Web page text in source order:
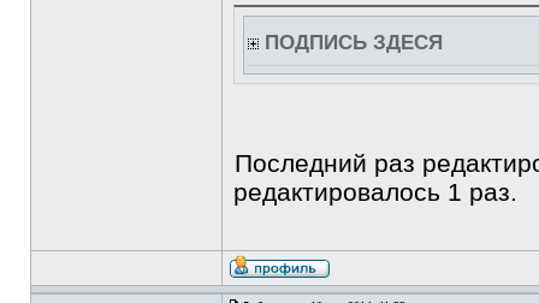
ПОДПИСЬ ЗДЕСЯ
Последний раз
редактировалось 1 раз.